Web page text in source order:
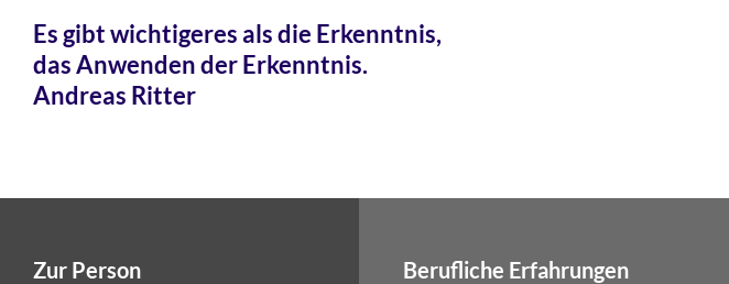
Es gibt wichtigeres als die Erkenntnis,
das Anwenden der Erkenntnis.
Andreas Ritter
Zur Person Berufliche Erfahrungen